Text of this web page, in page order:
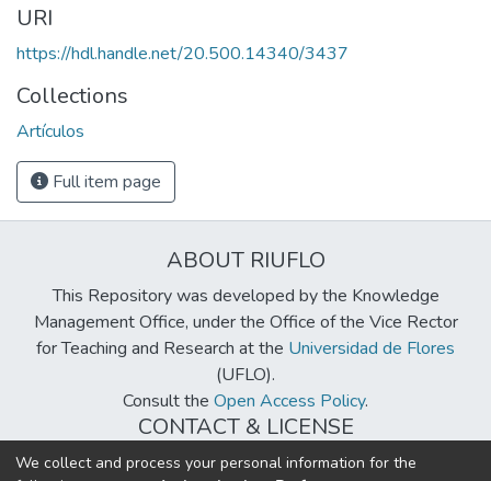
URI
https://hdl.handle.net/20.500.14340/3437
Collections
Artículos
Full item page
ABOUT RIUFLO
This Repository was developed by the Knowledge
Management Office, under the Office of the Vice Rector
for Teaching and Research at the Universidad de Flores
(UFLO).
Consult the Open Access Policy.
CONTACT & LICENSE
biblioteca@uflouniversidad.edu.ar
We collect and process your personal information for the